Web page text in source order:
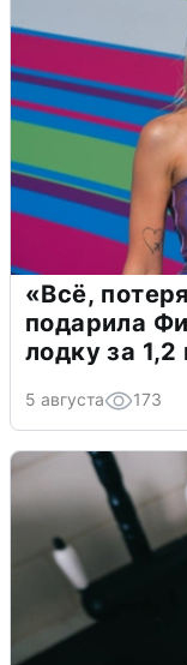
«Всё,
подарила
лодку за
5 августа 173